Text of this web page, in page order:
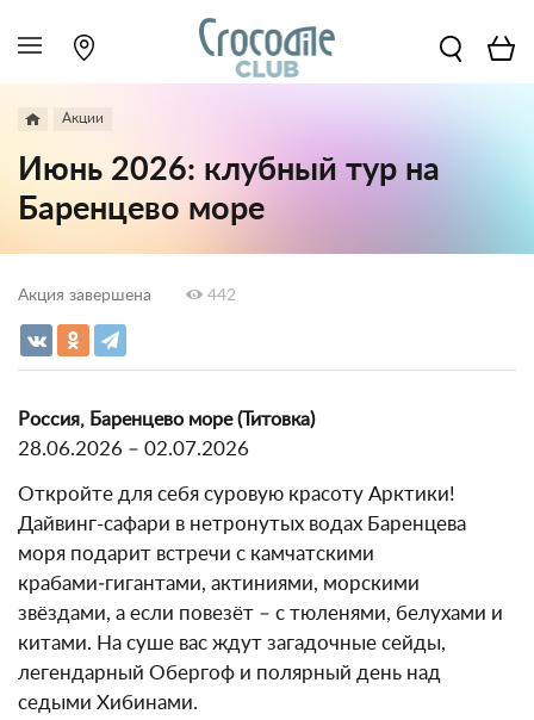
Акции
Июнь 2026: клубный тур на
Баренцево море
Акция завершена 442
Россия, Баренцево море (Титовка)
28.06.2026 – 02.07.2026
Откройте для себя суровую красоту Арктики!
Дайвинг-сафари в нетронутых водах Баренцева
моря подарит встречи с камчатскими
крабами‑гигантами, актиниями, морскими
звёздами, а если повезёт – с тюленями, белухами и
китами. На суше вас ждут загадочные сейды,
легендарный Обергоф и полярный день над
седыми Хибинами.